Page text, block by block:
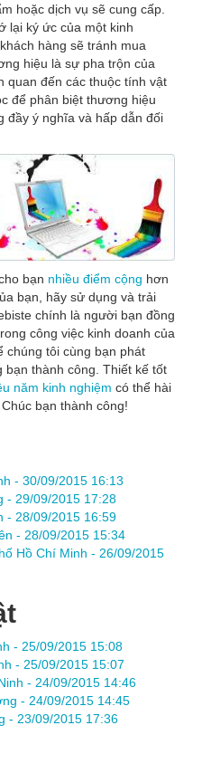
hoặc dịch vụ sẽ cung cấp.
lại ký ức của một kinh
hàng sẽ tránh mua
hiệu là sự pha trộn của
quan đến các thuộc tính vật
để phân biệt thương hiệu
đầy ý nghĩa và hấp dẫn đối
bạn nhiều điểm cộng hơn
bạn, hãy sử dụng và trải
chính là người bạn đồng
công việc kinh doanh của
chúng tôi cùng bạn phát
bạn thành công. Thiết kế tốt
năm kinh nghiệm có thể hài
bạn thành công!
- 30/09/2015 16:13
- 29/09/2015 17:28
- 28/09/2015 16:59
- 28/09/2015 15:34
Hồ Chí Minh - 26/09/2015
- 25/09/2015 15:08
- 25/09/2015 15:07
- 24/09/2015 14:46
- 24/09/2015 14:45
- 23/09/2015 17:36